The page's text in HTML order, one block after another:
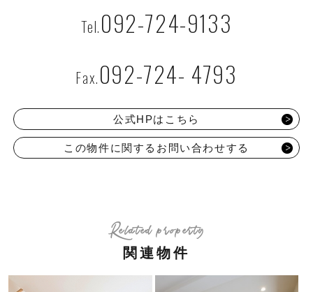
092-724-9133
092-724- 4793
公式HPはこちら
この物件に関するお問い合わせする
Related property
関連物件